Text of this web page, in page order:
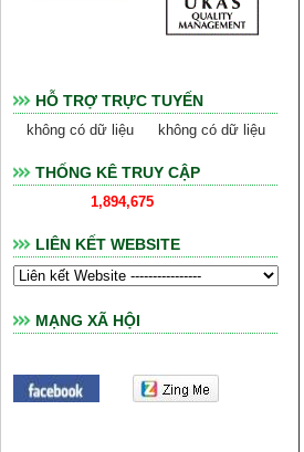
HỖ TRỢ TRỰC TUYẾN
không có dữ liệu không có dữ liệu
THỐNG KÊ TRUY CẬP
1,894,675
LIÊN KẾT WEBSITE
MẠNG XÃ HỘI